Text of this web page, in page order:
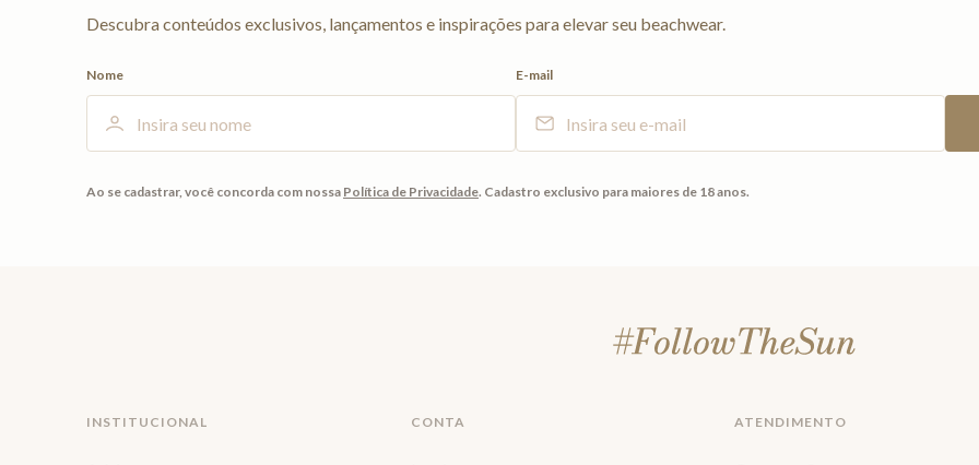
Descubra conteúdos exclusivos, lançamentos e inspirações para elevar seu beachwear.
Nome E-mail
Ao se cadastrar, você concorda com nossa Política de Privacidade. Cadastro exclusivo para maiores de 18 anos.
INSTITUCIONAL CONTA ATENDIMENTO